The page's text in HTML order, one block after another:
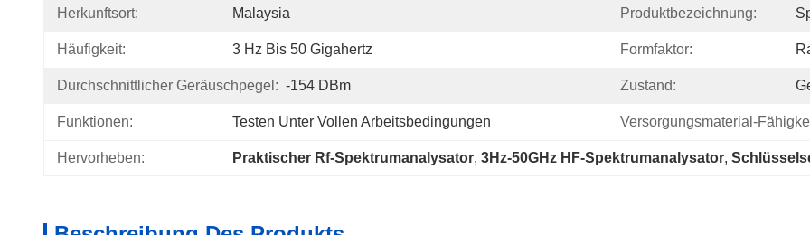
Herkunftsort: Malaysia Produktbezeichnung:
Häufigkeit: 3 Hz Bis 50 Gigahertz Formfaktor:
Durchschnittlicher Geräuschpegel: -154 DBm Zustand:
Funktionen: Testen Unter Vollen Arbeitsbedingungen Versorgungsmaterial-
Hervorheben: Praktischer Rf-Spektrumanalysator, 3Hz-50GHz HF-Spektrumanalysator,